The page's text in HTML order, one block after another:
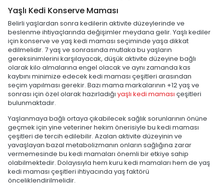
Yaşlı Kedi Konserve Maması
Belirli yaşlardan sonra kedilerin aktivite düzeylerinde ve
beslenme ihtiyaçlarında değişimler meydana gelir. Yaşlı kediler
için konserve ve yaş kedi maması seçiminde yaşa dikkat
edilmelidir. 7 yaş ve sonrasında mutlaka bu yaşların
gereksinimlerini karşılayacak, düşük aktivite düzeyine bağlı
olarak kilo almalarına engel olacak ve aynı zamanda kas
kaybını minimize edecek kedi maması çeşitleri arasından
seçim yapılması gerekir. Bazı mama markalarının +12 yaş ve
sonrası için özel olarak hazırladığı yaşlı kedi maması çeşitleri
bulunmaktadır.
Yaşlanmaya bağlı ortaya çıkabilecek sağlık sorunlarının önüne
geçmek için yine veteriner hekim önerisiyle bu kedi maması
çeşitleri de tercih edilebilir. Azalan aktivite düzeyinin ve
yavaşlayan bazal metabolizmanın onların sağlığına zarar
vermemesinde bu kedi mamaları önemli bir etkiye sahip
olabilmektedir. Dolayısıyla hem kuru kedi mamaları hem de yaş
kedi maması çeşitleri ihtiyacında yaş faktörü
önceliklendirilmelidir.